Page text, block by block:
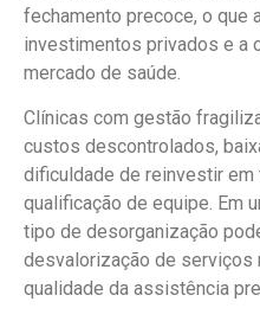
fechamento precoce, o que
investimentos privados e a
mercado de saúde.
Clínicas com gestão
custos descontrolados,
dificuldade de reinvestir em
qualificação de equipe. Em
tipo de desorganização
desvalorização de serviços
qualidade da assistência